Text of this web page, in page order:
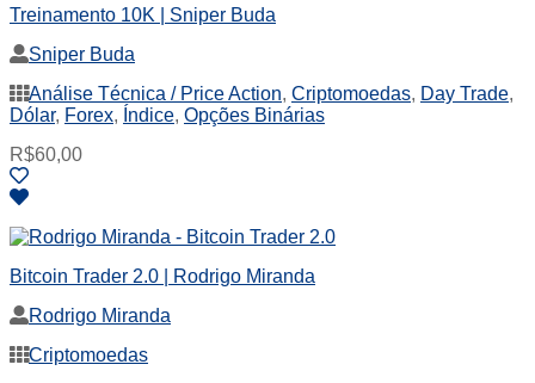
Treinamento 10K | Sniper Buda
Sniper Buda
Análise Técnica / Price Action, Criptomoedas, Day Trade,
Dólar, Forex, Índice, Opções Binárias
R$60,00
Bitcoin Trader 2.0 | Rodrigo Miranda
Rodrigo Miranda
Criptomoedas